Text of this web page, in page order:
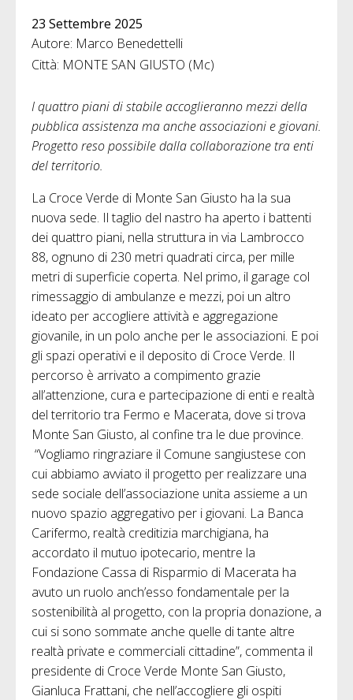
23 Settembre 2025
Autore: Marco Benedettelli
Città: MONTE SAN GIUSTO (Mc)
I quattro piani di stabile accoglieranno mezzi della
pubblica assistenza ma anche associazioni e giovani.
Progetto reso possibile dalla collaborazione tra enti
del territorio.
La Croce Verde di Monte San Giusto ha la sua
nuova sede. Il taglio del nastro ha aperto i battenti
dei quattro piani, nella struttura in via Lambrocco
88, ognuno di 230 metri quadrati circa, per mille
metri di superficie coperta. Nel primo, il garage col
rimessaggio di ambulanze e mezzi, poi un altro
ideato per accogliere attività e aggregazione
giovanile, in un polo anche per le associazioni. E poi
gli spazi operativi e il deposito di Croce Verde. Il
percorso è arrivato a compimento grazie
all’attenzione, cura e partecipazione di enti e realtà
del territorio tra Fermo e Macerata, dove si trova
Monte San Giusto, al confine tra le due province.
“Vogliamo ringraziare il Comune sangiustese con
cui abbiamo avviato il progetto per realizzare una
sede sociale dell’associazione unita assieme a un
nuovo spazio aggregativo per i giovani. La Banca
Carifermo, realtà creditizia marchigiana, ha
accordato il mutuo ipotecario, mentre la
Fondazione Cassa di Risparmio di Macerata ha
avuto un ruolo anch’esso fondamentale per la
sostenibilità al progetto, con la propria donazione, a
cui si sono sommate anche quelle di tante altre
realtà private e commerciali cittadine”, commenta il
presidente di Croce Verde Monte San Giusto,
Gianluca Frattani, che nell’accogliere gli ospiti